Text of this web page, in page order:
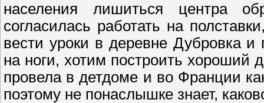
населения лишиться центра
согласилась работать на
вести уроки в деревне Дубровка и
на ноги, хотим построить хороший
провела в детдоме и во Франции
поэтому не понаслышке знает,